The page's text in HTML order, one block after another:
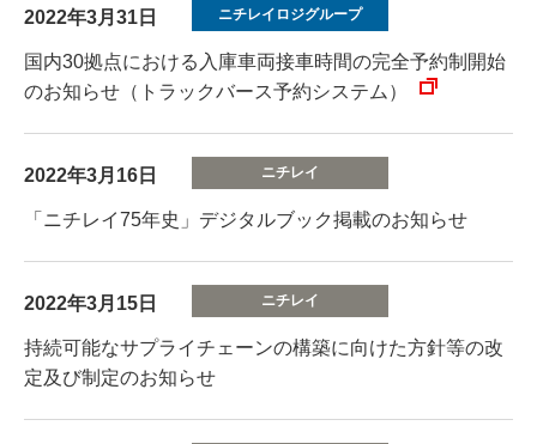
2022年3月31日
国内30拠点における入庫車両接車時間の完全予約制開始
のお知らせ（トラックバース予約システム）
2022年3月16日
「ニチレイ75年史」デジタルブック掲載のお知らせ
2022年3月15日
持続可能なサプライチェーンの構築に向けた方針等の改
定及び制定のお知らせ